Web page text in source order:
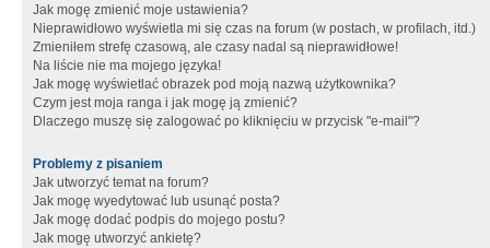
Jak mogę zmienić moje ustawienia?
Nieprawidłowo wyświetla mi się czas na forum (w postach, w profilach, itd.)
Zmieniłem strefę czasową, ale czasy nadal są nieprawidłowe!
Na liście nie ma mojego języka!
Jak mogę wyświetlać obrazek pod moją nazwą użytkownika?
Czym jest moja ranga i jak mogę ją zmienić?
Dlaczego muszę się zalogować po kliknięciu w przycisk "e-mail"?
Problemy z pisaniem
Jak utworzyć temat na forum?
Jak mogę wyedytować lub usunąć posta?
Jak mogę dodać podpis do mojego postu?
Jak mogę utworzyć ankietę?